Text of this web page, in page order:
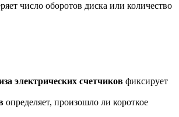
число оборотов диска или количество
электрических счетчиков фиксирует
определяет, произошло ли короткое